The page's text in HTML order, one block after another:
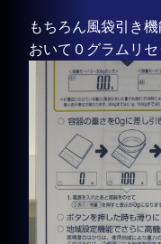
もちろん風袋引き
おいて０グラムリ